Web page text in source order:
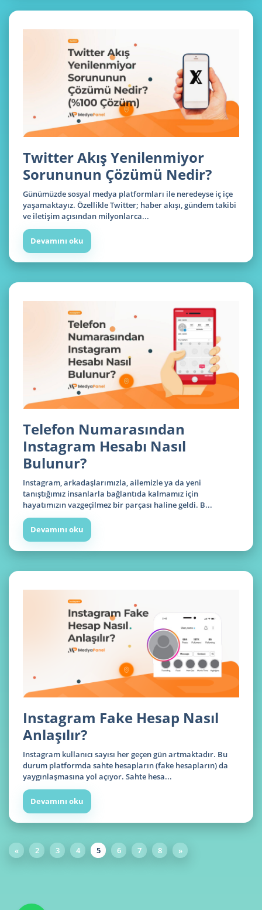
Twitter Akış Yenilenmiyor
Sorununun Çözümü Nedir?
Günümüzde sosyal medya platformları ile neredeyse iç içe
yaşamaktayız. Özellikle Twitter; haber akışı, gündem takibi
ve iletişim açısından milyonlarca...
Devamını oku
Telefon Numarasından
Instagram Hesabı Nasıl
Bulunur?
Instagram, arkadaşlarımızla, ailemizle ya da yeni
tanıştığımız insanlarla bağlantıda kalmamız için
hayatımızın vazgeçilmez bir parçası haline geldi. B...
Devamını oku
Instagram Fake Hesap Nasıl
Anlaşılır?
Instagram kullanıcı sayısı her geçen gün artmaktadır. Bu
durum platformda sahte hesapların (fake hesapların) da
yaygınlaşmasına yol açıyor. Sahte hesa...
Devamını oku
« 2 3 4 5 6 7 8 »